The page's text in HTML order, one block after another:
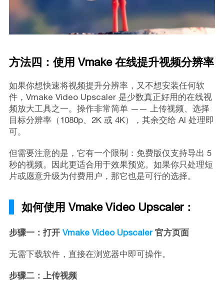
方法四：使用 Vmake 在线提升视频分辨率
如果你想快速将视频提升分辨率，又不想安装任何软
件，Vmake Video Upscaler 是少数真正好用的在线视
频放大工具之一。操作非常简单 —— 上传视频、选择
目标分辨率（1080p、2K 或 4K），其余交给 AI 处理即
可。
但需要注意的是，它有一个限制：免费版仅支持导出 5
秒的视频。因此更适合用于效果预览。如果你只处理短
片或愿意升级为付费用户，那它也是可行的选择。
如何使用 Vmake Video Upscaler：
步骤一：打开 Vmake Video Upscaler官方页面
无需下载软件，直接在浏览器中即可操作。
步骤二：上传视频